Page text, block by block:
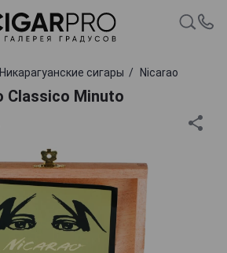
Никарагуанские сигары Nicarao
Classico Minuto